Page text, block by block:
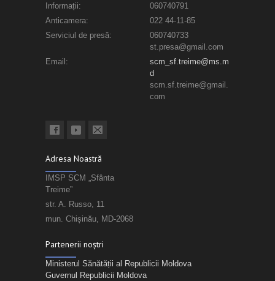
Informații:
060740791
Anticamera:
022 44-11-85
Serviciul de presă:
060740733
st.presa@gmail.com
Email:
scm_sf.treime@ms.m
d
scm.sf.treime@gmail.
com
Adresa Noastră
IMSP SCM „Sfânta
Treime”
str. A. Russo, 11
mun. Chișinău, MD-2068
Partenerii noștri
Ministerul Sănătății al Republicii Moldova
Guvernul Republicii Moldova